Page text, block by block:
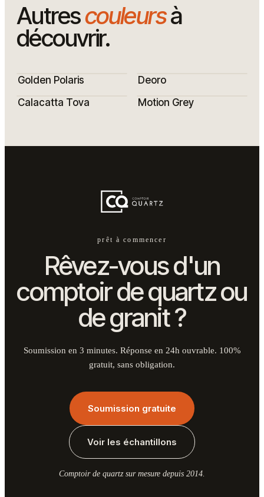
Autrescouleursà
découvrir.
Golden Polaris
Deoro
Calacatta Tova
Motion Grey
prêt à commencer
Rêvez-vous d'un
comptoir de quartz ou
de granit ?
Soumission en 3 minutes. Réponse en 24h ouvrable. 100%
gratuit, sans obligation.
Soumission gratuite
Voir les échantillons
Comptoir de quartz sur mesure depuis 2014.